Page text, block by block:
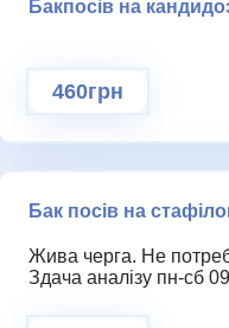
Бакпосів на
460грн
Бак посів на
Жива черга. Не
Здача аналізу пн-сб